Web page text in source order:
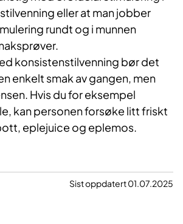
eller at man jobber
rundt og i munnen
konsistenstilvenning bør det
enkelt smak av gangen, men
Hvis du for eksempel
kan personen forsøke litt friskt
eplejuice og eplemos.
Sist oppdatert 01.07.2025